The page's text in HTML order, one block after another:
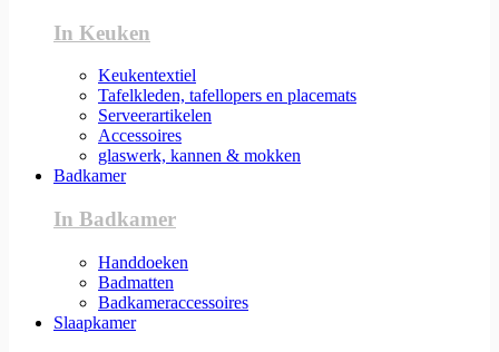
In Keuken
Keukentextiel
Tafelkleden, tafellopers en placemats
Serveerartikelen
Accessoires
glaswerk, kannen & mokken
Badkamer
In Badkamer
Handdoeken
Badmatten
Badkameraccessoires
Slaapkamer